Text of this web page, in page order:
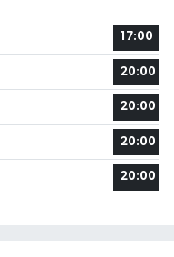
17:00
20:00
20:00
20:00
20:00